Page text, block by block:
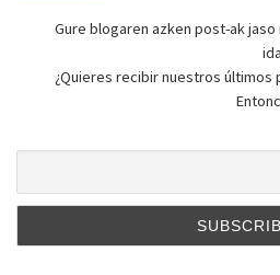
Gure blogaren azken post-ak
¿Quieres recibir nuestros